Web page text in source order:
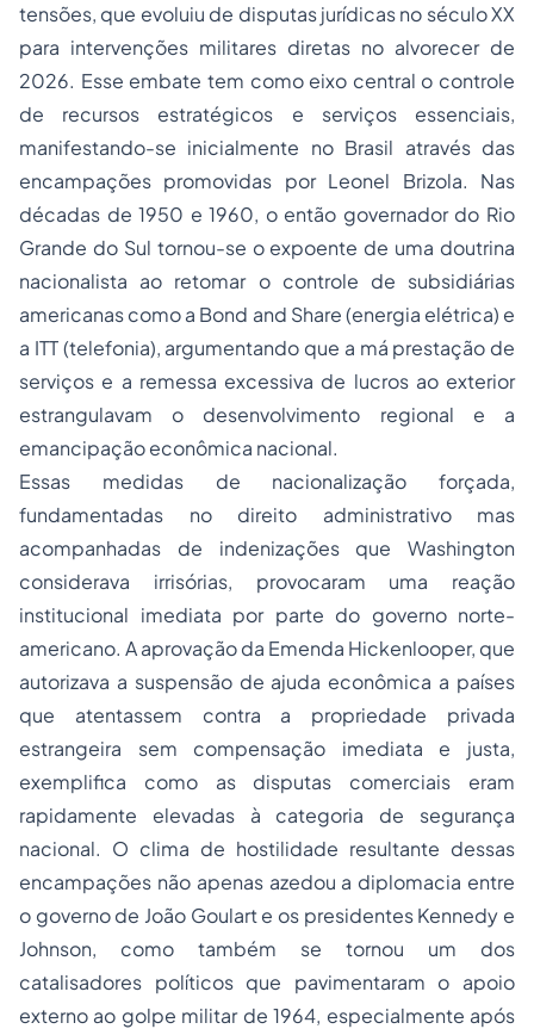
tensões, que evoluiu de disputas jurídicas no século XX
para intervenções militares diretas no alvorecer de
2026. Esse embate tem como eixo central o controle
de recursos estratégicos e serviços essenciais,
manifestando-se inicialmente no Brasil através das
encampações promovidas por Leonel Brizola. Nas
décadas de 1950 e 1960, o então governador do Rio
Grande do Sul tornou-se o expoente de uma doutrina
nacionalista ao retomar o controle de subsidiárias
americanas como a Bond and Share (energia elétrica) e
a ITT (telefonia), argumentando que a má prestação de
serviços e a remessa excessiva de lucros ao exterior
estrangulavam o desenvolvimento regional e a
emancipação econômica nacional.
Essas medidas de nacionalização forçada,
fundamentadas no direito administrativo mas
acompanhadas de indenizações que Washington
considerava irrisórias, provocaram uma reação
institucional imediata por parte do governo norte-
americano. A aprovação da Emenda Hickenlooper, que
autorizava a suspensão de ajuda econômica a países
que atentassem contra a propriedade privada
estrangeira sem compensação imediata e justa,
exemplifica como as disputas comerciais eram
rapidamente elevadas à categoria de segurança
nacional. O clima de hostilidade resultante dessas
encampações não apenas azedou a diplomacia entre
o governo de João Goulart e os presidentes Kennedy e
Johnson, como também se tornou um dos
catalisadores políticos que pavimentaram o apoio
externo ao golpe militar de 1964, especialmente após